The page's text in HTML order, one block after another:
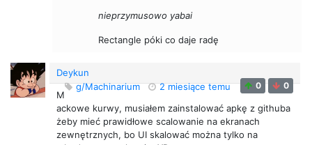
nieprzymusowo yabai
Rectangle póki co daje radę
Deykun
g/Machinarium
2 miesiące temu 0 0
M
ackowe kurwy, musiałem zainstalować apkę z githuba
żeby mieć prawidłowe scalowanie na ekranach
zewnętrznych, bo UI skalować można tylko na